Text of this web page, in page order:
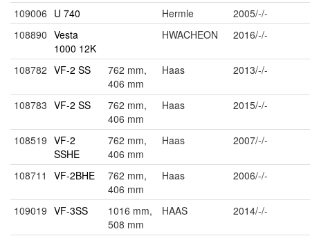
109006 U 740 Hermle
2005/-/-
108890 Vesta
1000 12K
HWACHEON 2016/-/-
108782 VF-2 SS
762 mm,
406 mm
Haas 2013/-/-
108783 VF-2 SS
762 mm,
406 mm
Haas 2015/-/-
108519 VF-2
SSHE
762 mm,
406 mm
Haas 2007/-/-
108711 VF-2BHE
762 mm,
406 mm
Haas 2006/-/-
109019 VF-3SS
1016 mm,
508 mm
HAAS 2014/-/-